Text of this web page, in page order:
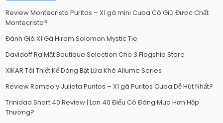
Review Montecristo Puritos – Xì gà mini Cuba Có Giữ Được Chất
Montecristo?
Đánh Giá Xì Gà Hiram Solomon Mystic Tie
Davidoff Ra Mắt Boutique Selection Cho 3 Flagship Store
XIKAR Tái Thiết Kế Dòng Bật Lửa Khè Allume Series
Review Romeo y Julieta Puritos – Xì gà Puritos Cuba Dễ Hút Nhất?
Trinidad Short 40 Review | Lon 40 Điếu Có Đáng Mua Hơn Hộp
Thường?